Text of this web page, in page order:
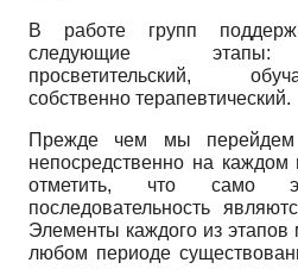
В работе групп
следующие этапы:
просветительский,
собственно терапевтический.
Прежде чем мы
непосредственно на каждом
отметить, что само
последовательность
Элементы каждого из этапов
любом периоде